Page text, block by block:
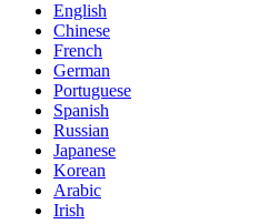
English
Chinese
French
German
Portuguese
Spanish
Russian
Japanese
Korean
Arabic
Irish